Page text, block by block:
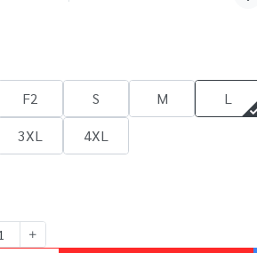
F2 S M
L
3XL 4XL